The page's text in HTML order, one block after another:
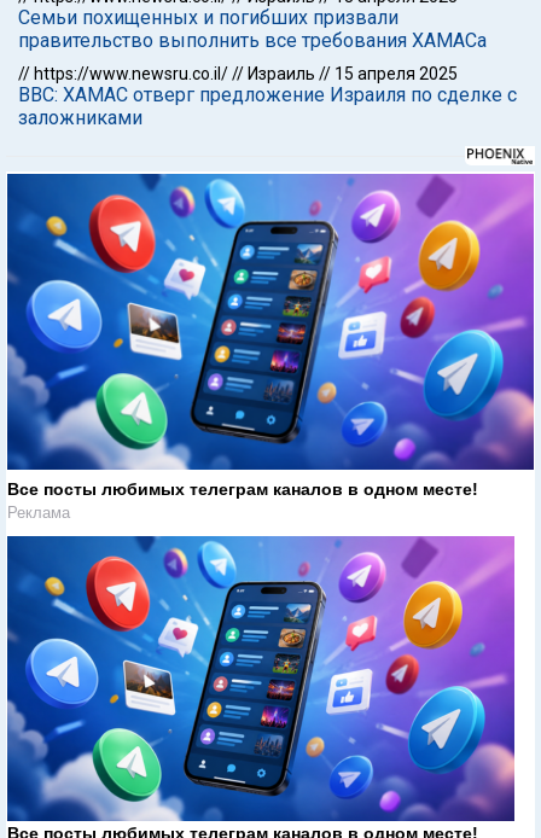
Семьи похищенных и погибших призвали
правительство выполнить все требования ХАМАСа
// https://www.newsru.co.il/// Израиль // 15 апреля 2025
BBC: ХАМАС отверг предложение Израиля по сделке с
заложниками
Все посты любимых телеграм каналов в одном месте!
Реклама
Все посты любимых телеграм каналов в одном месте!